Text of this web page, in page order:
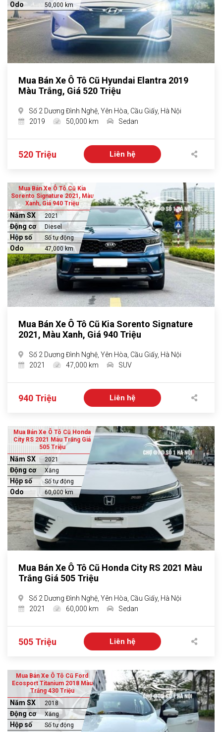
Odo 50,000 km
Mua Bán Xe Ô Tô Cũ Hyundai Elantra 2019
Màu Trắng, Giá 520 Triệu
Số 2 Dương Đình Nghệ, Yên Hòa, Cầu Giấy, Hà Nội
2019
50,000 km Sedan
520 Triệu Liên hệ
Mua Bán Xe Ô Tô Cũ Kia
Sorento Signature 2021, Màu
Xanh, Giá 940 Triệu
Năm SX 2021
Động cơ Diesel
Hộp số Số tự động
Odo 47,000 km
Mua Bán Xe Ô Tô Cũ Kia Sorento Signature
2021, Màu Xanh, Giá 940 Triệu
Số 2 Dương Đình Nghệ, Yên Hòa, Cầu Giấy, Hà Nội
2021
47,000 km SUV
940 Triệu Liên hệ
Mua Bán Xe Ô Tô Cũ Honda
City RS 2021 Màu Trắng Giá
505 Triệu
Năm SX 2021
Động cơ Xăng
Hộp số Số tự động
Odo 60,000 km
Mua Bán Xe Ô Tô Cũ Honda City RS 2021 Màu
Trắng Giá 505 Triệu
Số 2 Dương Đình Nghệ, Yên Hòa, Cầu Giấy, Hà Nội
2021
60,000 km Sedan
505 Triệu Liên hệ
Mua Bán Xe Ô Tô Cũ Ford
Ecosport Titanium 2018 Màu
Trắng 430 Triệu
Năm SX 2018
Động cơ Xăng
Hộp số Số tự động